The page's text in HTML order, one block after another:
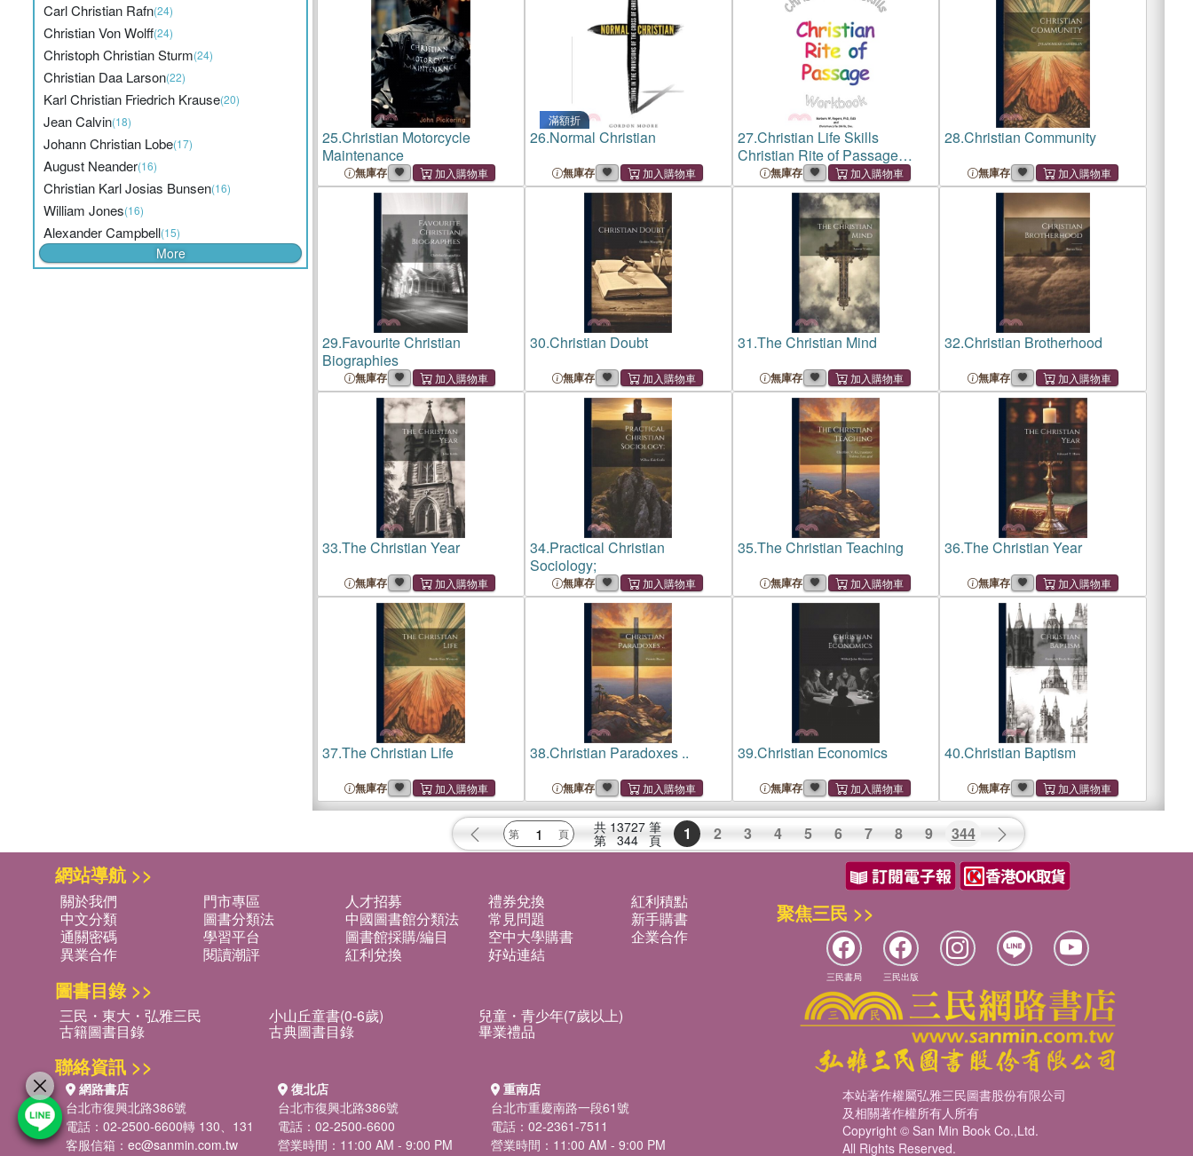
Carl Christian Rafn(24)
Christian Von Wolff(24)
Christoph Christian Sturm(24)
Christian Daa Larson(22)
Karl Christian Friedrich Krause(20)
Jean Calvin(18)
Johann Christian Lobe(17)
August Neander(16)
Christian Karl Josias Bunsen(16)
William Jones(16)
Alexander Campbell(15)
More
25.Christian Motorcycle
Maintenance
無庫存
滿額折
26.Normal Christian
無庫存
27.Christian Life Skills
Christian Rite of Passage
Workbook
無庫存
28.Christian Community
無庫存
29.Favourite Christian
Biographies
無庫存
30.Christian Doubt
無庫存
31.The Christian Mind
無庫存
32.Christian Brotherhood
無庫存
33.The Christian Year
無庫存
34.Practical Christian
Sociology;
無庫存
35.The Christian Teaching
無庫存
36.The Christian Year
無庫存
37.The Christian Life
無庫存
38.Christian Paradoxes ..
無庫存
39.Christian Economics
無庫存
40.Christian Baptism
無庫存
共 13727 筆
第 344 頁 1 2 3 4 5 6 7 8 9 344
網站導航 >>
關於我們 門市專區 人才招募 禮券兌換
紅利積點
中文分類
圖書分類法 中國圖書館分類法 常見問題
新手購書
通關密碼
學習平台 圖書館採購/編目 空中大學購書
企業合作
異業合作
閱讀潮評 紅利兌換 好站連結
圖書目錄 >>
三民・東大・弘雅三民 小山丘童書(0-6歲) 兒童・青少年(7歲以上)
古籍圖書目錄 古典圖書目錄 畢業禮品
聯絡資訊 >>
網路書店
台北市復興北路386號
電話：02-2500-6600轉 130、131
客服信箱： ec@sanmin.com.tw
復北店
台北市復興北路386號
電話：02-2500-6600
營業時間：11:00 AM - 9:00 PM
重南店
台北市重慶南路一段61號
電話：02-2361-7511
營業時間：11:00 AM - 9:00 PM
聚焦三民 >>
三民書局 三民出版
本站著作權屬弘雅三民圖書股份有限公司
及相關著作權所有人所有
Copyright © San Min Book Co.,Ltd.
All Rights Reserved.